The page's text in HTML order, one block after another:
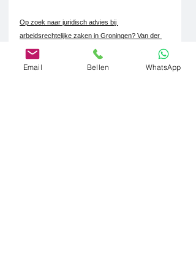
Op zoek naar juridisch advies bij
arbeidsrechtelijke zaken in Groningen? Van der
Burg Juristen is uw betrouwbare partner voor al
Email Bellen WhatsApp